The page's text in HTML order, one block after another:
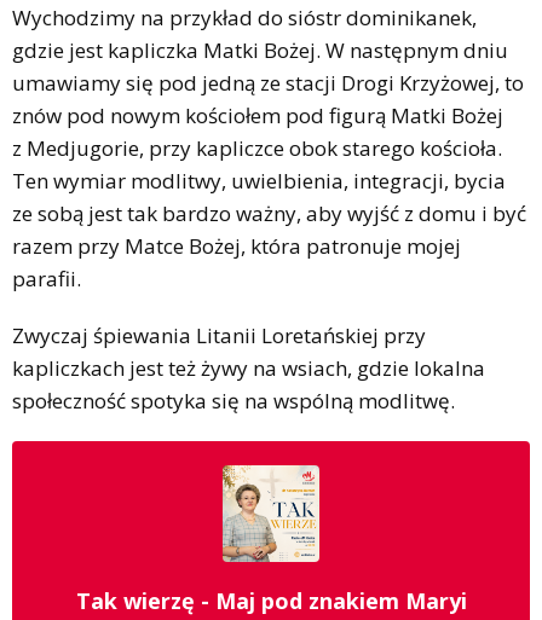
Wychodzimy na przykład do sióstr dominikanek,
gdzie jest kapliczka Matki Bożej. W następnym dniu
umawiamy się pod jedną ze stacji Drogi Krzyżowej, to
znów pod nowym kościołem pod figurą Matki Bożej
z Medjugorie, przy kapliczce obok starego kościoła.
Ten wymiar modlitwy, uwielbienia, integracji, bycia
ze sobą jest tak bardzo ważny, aby wyjść z domu i być
razem przy Matce Bożej, która patronuje mojej
parafii.
Zwyczaj śpiewania Litanii Loretańskiej przy
kapliczkach jest też żywy na wsiach, gdzie lokalna
społeczność spotyka się na wspólną modlitwę.
Tak wierzę - Maj pod znakiem Maryi